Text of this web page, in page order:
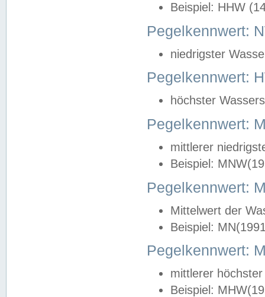
Beispiel: HHW
Pegelkennwert:
niedrigster
Pegelkennwert:
höchster
Pegelkennwert:
mittlerer
Beispiel:
Pegelkennwert:
Mittelwert der
Beispiel:
Pegelkennwert:
mittlerer
Beispiel: